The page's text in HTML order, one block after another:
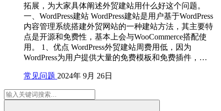
拓展，为大家具体阐述外贸建站用什么好这个问题。
一、WordPress建站 WordPress建站是用户基于WordPress
内容管理系统搭建外贸网站的一种建站方法，其主要特
点是开源和免费性，基本上会与WooCommerce搭配使
用。 1、优点 WordPress外贸建站周费用低，因为
WordPress为用户提供大量的免费模板和免费插件，…
常见问题 2024年 9月 26日